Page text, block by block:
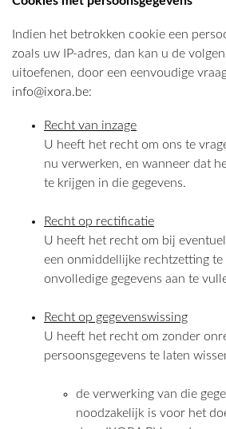
Indien het betrokken cookie een
zoals uw IP-adres, dan kan u de
uitoefenen, door een eenvoudige
info@ixora.be:
Recht van inzage
U heeft het recht om ons te
nu verwerken, en wanneer dat
te krijgen in die gegevens.
Recht op rectificatie
U heeft het recht om bij
een onmiddellijke rechtzetting te
onvolledige gegevens aan te
Recht op gegevenswissing
U heeft het recht om zonder
persoonsgegevens te laten
de verwerking van die
noodzakelijk is voor het